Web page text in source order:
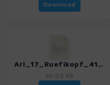
Download
Arl_17_Ruefikopf_4121_5.gpx
60.03 KB